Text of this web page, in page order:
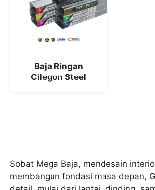
Baja Ringan
Cilegon Steel
Sobat Mega Baja, mendesain
membangun fondasi masa depan,